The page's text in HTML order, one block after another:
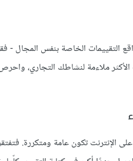
الخاصة بنفس المجال -
الأكثر ملاءمة لنشاطك التجاري،
الإنترنت تكون عامة ومتكررة.